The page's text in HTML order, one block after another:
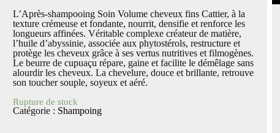
L’Après-shampooing Soin Volume cheveux fins Cattier, à la
texture crémeuse et fondante, nourrit, densifie et renforce les
longueurs affinées. Véritable complexe créateur de matière,
l’huile d’abyssinie, associée aux phytostérols, restructure et
protège les cheveux grâce à ses vertus nutritives et filmogènes.
Le beurre de cupuaçu répare, gaine et facilite le démêlage sans
alourdir les cheveux. La chevelure, douce et brillante, retrouve
son toucher souple, soyeux et aéré.
Rupture de stock
Catégorie : Shampoing